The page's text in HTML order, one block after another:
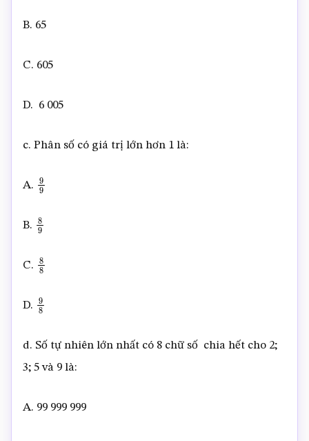
B. 65
C. 605
D. 6 005
c. Phân số có giá trị lớn hơn 1 là:
A. 99
B. 89
C. 88
D. 98
d. Số tự nhiên lớn nhất có 8 chữ số chia hết cho 2;
3; 5 và 9 là:
A. 99 999 999